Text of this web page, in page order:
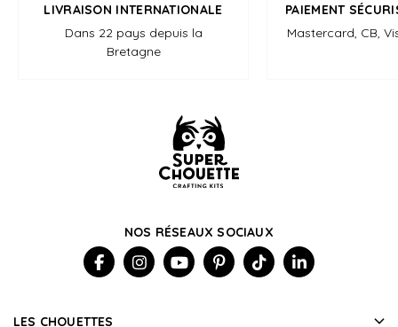
LIVRAISON INTERNATIONALE
Dans 22 pays depuis la
Bretagne
PAIEMENT
Mastercard, CB,
NOS RÉSEAUX SOCIAUX
LES CHOUETTES